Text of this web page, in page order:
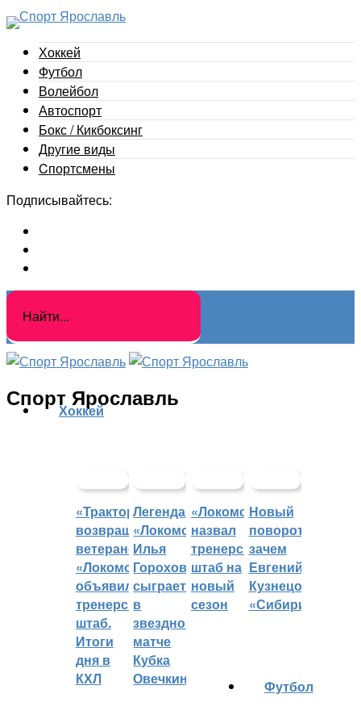
Хоккей
Футбол
Волейбол
Автоспорт
Бокс / Кикбоксинг
Другие виды
Cпортсмены
Подписывайтесь:
Спорт Ярославль
Хоккей
«Трактор»
возвращает
ветеранов,
«Локомотив»
объявил
тренерский
штаб.
Итоги
дня в
КХЛ
Легенда
«Локомотива»
Илья
Горохов
сыграет
в
звездном
матче
Кубка
Овечкина
«Локомотив»
назвал
тренерский
штаб на
новый
сезон
Новый
поворот:
зачем
Евгений
Кузнецов
«Сибири»?
Футбол